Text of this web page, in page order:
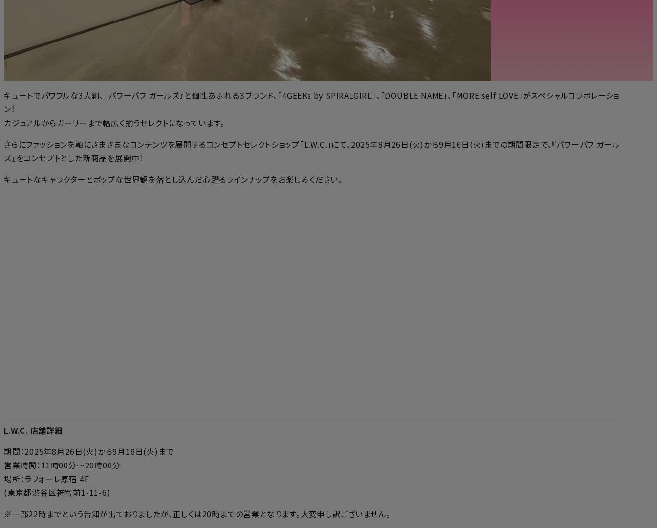
キュートでパワフルな3人組、『パワーパフ ガールズ』と個性あふれる３ブランド、「4GEEKs by SPIRALGIRL」、「DOUBLE NAME」、「MORE self LOVE」がスペシャルコラボレーショ
ン！
カジュアルからガーリーまで幅広く揃うセレクトになっています。
さらにファッションを軸にさまざまなコンテンツを展開するコンセプトセレクトショップ「L.W.C.」にて、2025年8月26日(火)から9月16日(火)までの期間限定で、『パワーパフ ガール
ズ』をコンセプトとした新商品を展開中！
キュートなキャラクターとポップな世界観を落とし込んだ心躍るラインナップをお楽しみください。
L.W.C. 店舗詳細
期間：2025年8月26日(火)から9月16日(火)まで
営業時間：11時00分～20時00分
場所：ラフォーレ原宿 4F
(東京都渋谷区神宮前1-11-6)
※一部22時までという告知が出ておりましたが、正しくは20時までの営業となります。大変申し訳ございません。